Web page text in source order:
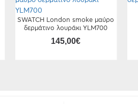
SWATCH London smoke μαύρο
δερμάτινο λουράκι YLM700
145,00€